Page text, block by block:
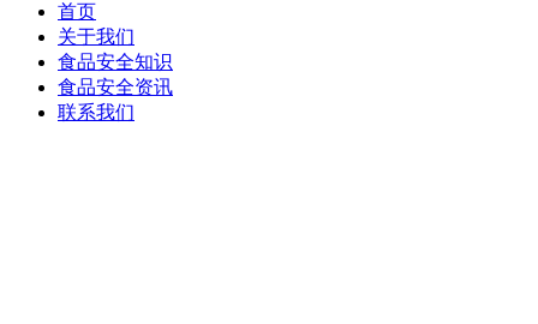
首页
关于我们
食品安全知识
食品安全资讯
联系我们